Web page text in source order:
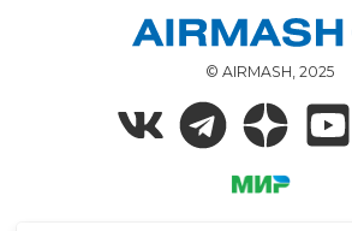
© AIRMASH, 2025